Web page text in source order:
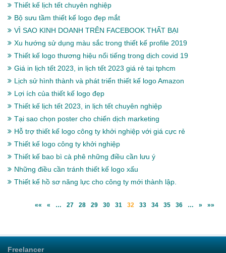
Thiết kế lịch tết chuyên nghiệp
Bộ sưu tầm thiết kế logo đẹp mắt
VÌ SAO KINH DOANH TRÊN FACEBOOK THẤT BẠI
Xu hướng sử dụng màu sắc trong thiết kế profile 2019
Thiết kế logo thương hiệu nổi tiếng trong dịch covid 19
Giá in lịch tết 2023, in lịch tết 2023 giá rẻ tại tphcm
Lịch sử hình thành và phát triển thiết kế logo Amazon
Lợi ích của thiết kế logo đẹp
Thiết kế lịch tết 2023, in lịch tết chuyên nghiệp
Tại sao chọn poster cho chiến dịch marketing
Hỗ trợ thiết kế logo công ty khởi nghiệp với giá cực rẻ
Thiết kế logo công ty khởi nghiệp
Thiết kế bao bì cà phê những điều cần lưu ý
Những điều cần tránh thiết kế logo xấu
Thiết kế hồ sơ năng lực cho công ty mới thành lập.
«« « … 27 28 29 30 31 32 33 34 35 36 … » »»
Freelancer